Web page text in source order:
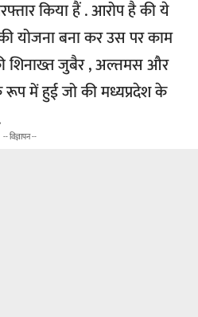
किया हैं . आरोप है की ये
योजना बना कर उस पर काम
शिनाख्त जुबैर , अल्तमस और
में हुई जो की मध्यप्रदेश के
-- विज्ञापन --